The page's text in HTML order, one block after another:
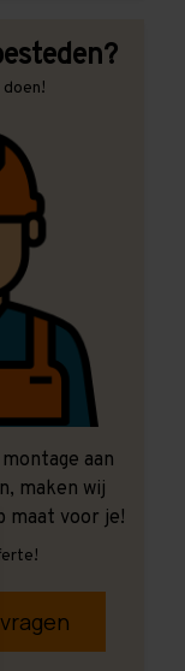
montage aan
maken wij
maat voor je!